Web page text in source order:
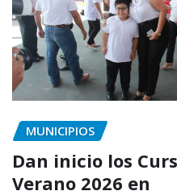
MUNICIPIOS
Dan inicio los
Verano 2026 en